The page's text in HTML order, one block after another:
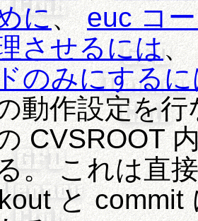
に、euc コ
させるには、
のみにする
動作設定を
CVSROOT
。 これは直
と commit